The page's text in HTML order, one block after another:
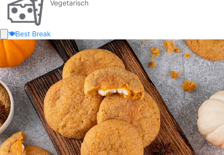
Vegetarisch
🍽️Best Break